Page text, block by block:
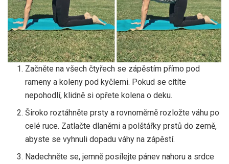
Začněte na všech čtyřech se zápěstím přímo pod
rameny a koleny pod kyčlemi. Pokud se cítíte
nepohodlí, klidně si opřete kolena o deku.
Široko roztáhněte prsty a rovnoměrně rozložte váhu po
celé ruce. Zatlačte dlaněmi a polštářky prstů do země,
abyste se vyhnuli dopadu váhy na zápěstí.
Nadechněte se, jemně posílejte pánev nahoru a srdce